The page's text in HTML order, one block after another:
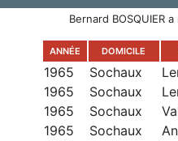
Bernard BOSQUIER
ANNÉE DOMICILE
1965 Sochaux
1965
Sochaux
1965
Sochaux
1965
Sochaux